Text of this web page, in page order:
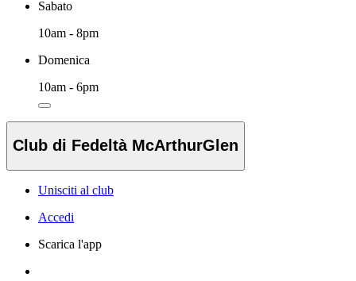
Sabato
10am - 8pm
Domenica
10am - 6pm
Club di Fedeltà McArthurGlen
Unisciti al club
Accedi
Scarica l'app